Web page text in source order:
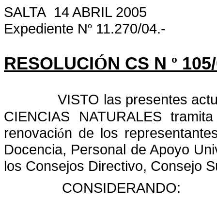
SALTA 14 ABRIL 2005
Expediente Nº 11.270/04.-
RESOLUCIÓN CS N º
VISTO las presentes
CIENCIAS NATURALES
renovación de los
Docencia, Personal de Apoyo
los Consejos Directivo, Consejo
CONSIDERANDO: